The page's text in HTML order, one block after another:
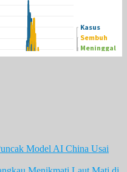
Model AI China Usai